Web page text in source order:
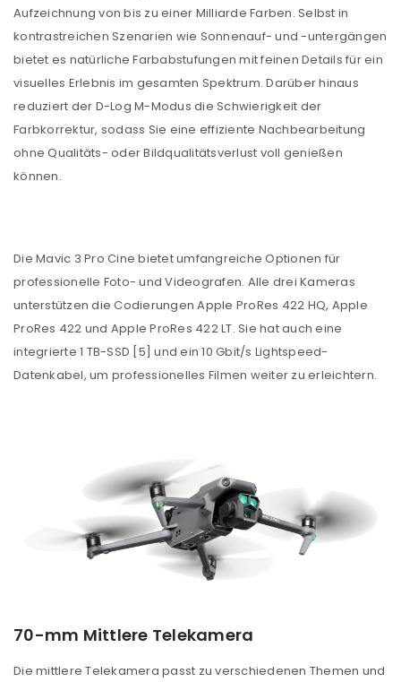
Aufzeichnung von bis zu einer Milliarde Farben. Selbst in
kontrastreichen Szenarien wie Sonnenauf- und -untergängen
bietet es natürliche Farbabstufungen mit feinen Details für ein
visuelles Erlebnis im gesamten Spektrum. Darüber hinaus
reduziert der D-Log M-Modus die Schwierigkeit der
Farbkorrektur, sodass Sie eine effiziente Nachbearbeitung
ohne Qualitäts- oder Bildqualitätsverlust voll genießen
können.
Die Mavic 3 Pro Cine bietet umfangreiche Optionen für
professionelle Foto- und Videografen. Alle drei Kameras
unterstützen die Codierungen Apple ProRes 422 HQ, Apple
ProRes 422 und Apple ProRes 422 LT. Sie hat auch eine
integrierte 1 TB-SSD [5] und ein 10 Gbit/s Lightspeed-
Datenkabel, um professionelles Filmen weiter zu erleichtern.
70-mm Mittlere Telekamera
Die mittlere Telekamera passt zu verschiedenen Themen und